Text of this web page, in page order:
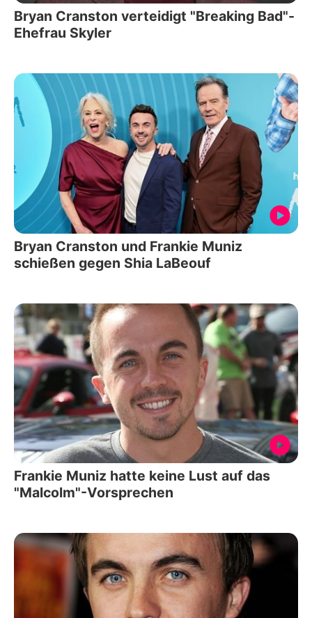
Bryan Cranston verteidigt "Breaking Bad"-
Ehefrau Skyler
Bryan Cranston und Frankie Muniz
schießen gegen Shia LaBeouf
Frankie Muniz hatte keine Lust auf das
"Malcolm"-Vorsprechen